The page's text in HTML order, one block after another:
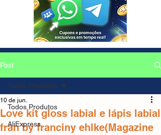
Post
Todos Produtos
AliExpress
Todos Produtos
Love kit gloss labial e lápis labial
fran by franciny ehlke(Magazine
10 de jun.